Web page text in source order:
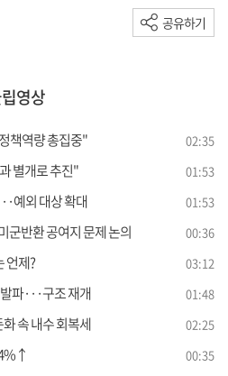
공유하기
영상
책역량 총집중" 02:35
별개로 추진" 01:53
예외 대상 확대 01:53
군반환 공여지 문제 논의 00:36
언제? 03:12
파···구조 재개 01:48
속 내수 회복세 02:25
00:35